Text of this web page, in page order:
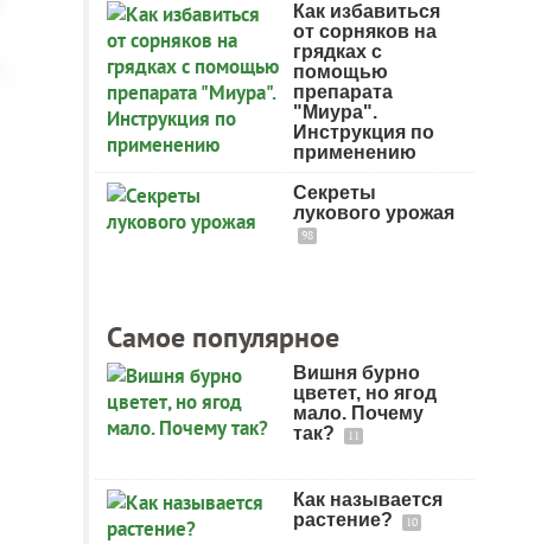
Как избавиться
от сорняков на
грядках с
помощью
препарата
"Миура".
Инструкция по
применению
Секреты
лукового урожая
98
Самое популярное
Вишня бурно
цветет, но ягод
мало. Почему
так?
11
Как называется
растение?
10